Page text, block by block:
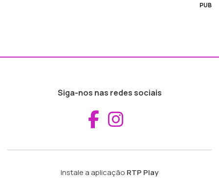
PUB
Siga-nos nas redes sociais
Aceder ao
Instale a aplicação RTP Play